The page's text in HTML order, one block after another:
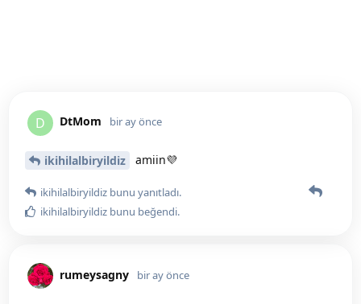
D DtMom bir ay önce
ikihilalbiryildiz amiin💜
ikihilalbiryildiz bunu yanıtladı.
ikihilalbiryildiz bunu beğendi.
rumeysagny bir ay önce